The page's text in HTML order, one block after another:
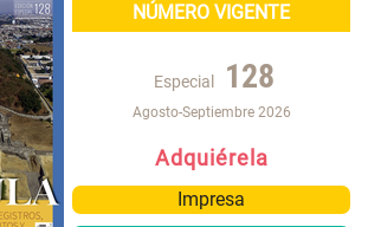
NÚMERO VIGENTE
Especial 128
Agosto-Septiembre 2026
Adquiérela
Impresa